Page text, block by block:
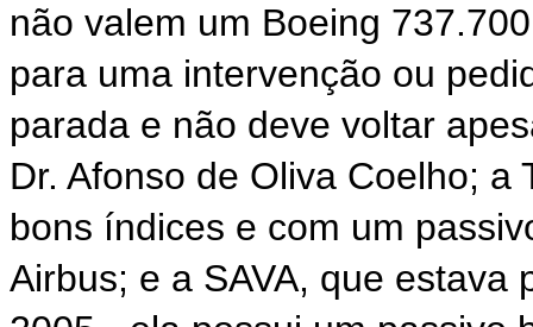
não valem um Boeing
para uma intervenção ou
parada e não deve voltar
Dr. Afonso de Oliva Coelho;
bons índices e com um
Airbus; e a SAVA, que estava